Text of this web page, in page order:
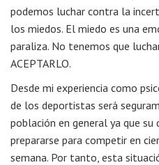
podemos luchar contra la
los miedos. El miedo es una
paraliza. No tenemos que
ACEPTARLO.
Desde mi experiencia como
de los deportistas será
población en general ya que
prepararse para competir en
semana. Por tanto, esta